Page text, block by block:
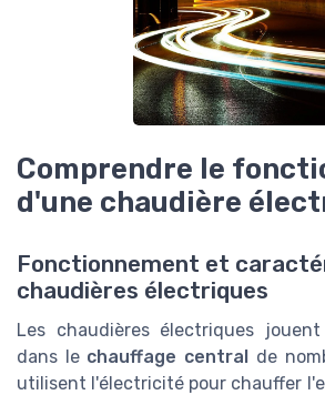
Comprendre le
d'une chaudière
Fonctionnement et
chaudières électriques
Les chaudières électriques
dans le chauffage central de
utilisent l'électricité pour chauffer